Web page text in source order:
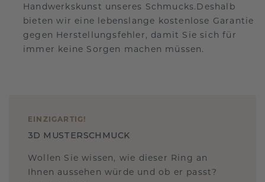
Handwerkskunst unseres Schmucks.Deshalb
bieten wir eine lebenslange kostenlose Garantie
gegen Herstellungsfehler, damit Sie sich für
immer keine Sorgen machen müssen.
EINZIGARTIG !
3D MUSTERSCHMUCK
Wollen Sie wissen, wie dieser Ring an
Ihnen aussehen würde und ob er passt?